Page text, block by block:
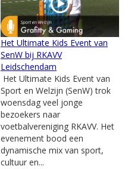
Het Ultimate Kids Event van
SenW bij RKAVV
Leidschendam
Het Ultimate Kids Event van
Sport en Welzijn (SenW) trok
woensdag veel jonge
bezoekers naar
voetbalvereniging RKAVV. Het
evenement bood een
dynamische mix van sport,
cultuur en...